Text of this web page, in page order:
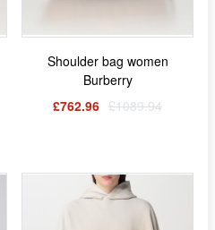
Shoulder bag women
Burberry
£762.96 £1089.94